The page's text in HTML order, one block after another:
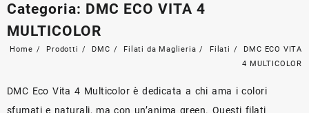
Categoria: DMC ECO VITA 4
MULTICOLOR
Home Prodotti DMC Filati da Maglieria Filati
DMC ECO VITA
4 MULTICOLOR
DMC Eco Vita 4 Multicolor è dedicata a chi ama i colori
sfumati e naturali, ma con un’anima green. Questi filati